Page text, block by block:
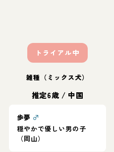
トライアル中
雑種（ミックス犬）
推定6歳 / 中国
歩夢 ♂
穏やかで優しい男の子
（岡山）